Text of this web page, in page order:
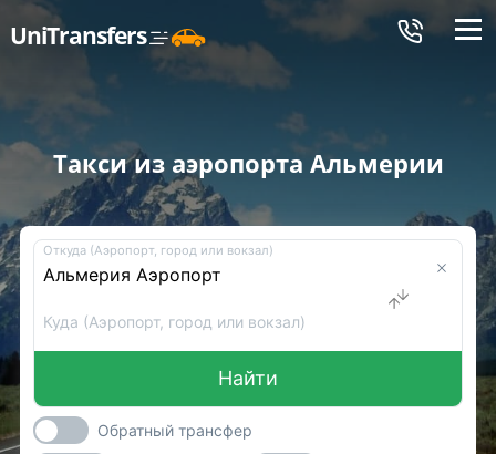
UniTransfers Меню
Такси из аэропорта Альмерии
Откуда (Аэропорт, город или вокзал)
Куда (Аэропорт, город или вокзал)
Найти
Обратный трансфер